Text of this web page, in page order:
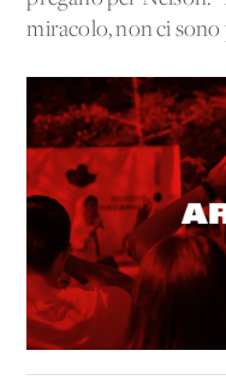
miracolo, non ci sono